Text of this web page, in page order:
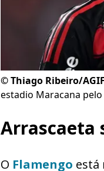
©Thiago Ribeiro/AGIF
estadio Maracana
Arrascaeta
O Flamengo está